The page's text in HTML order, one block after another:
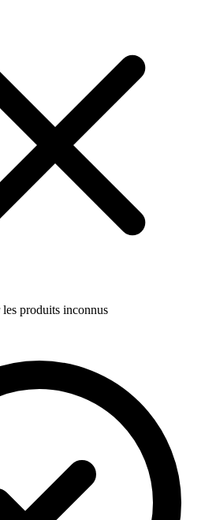
produits inconnus